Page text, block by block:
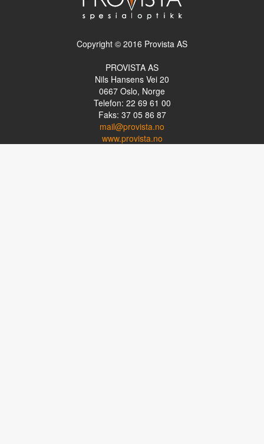
Copyright © 2016 Provista AS
PROVISTA AS
Nils Hansens Vei 20
0667 Oslo, Norge
Telefon: 22 69 61 00
Faks: 37 05 86 87
mail@provista.no
www.provista.no